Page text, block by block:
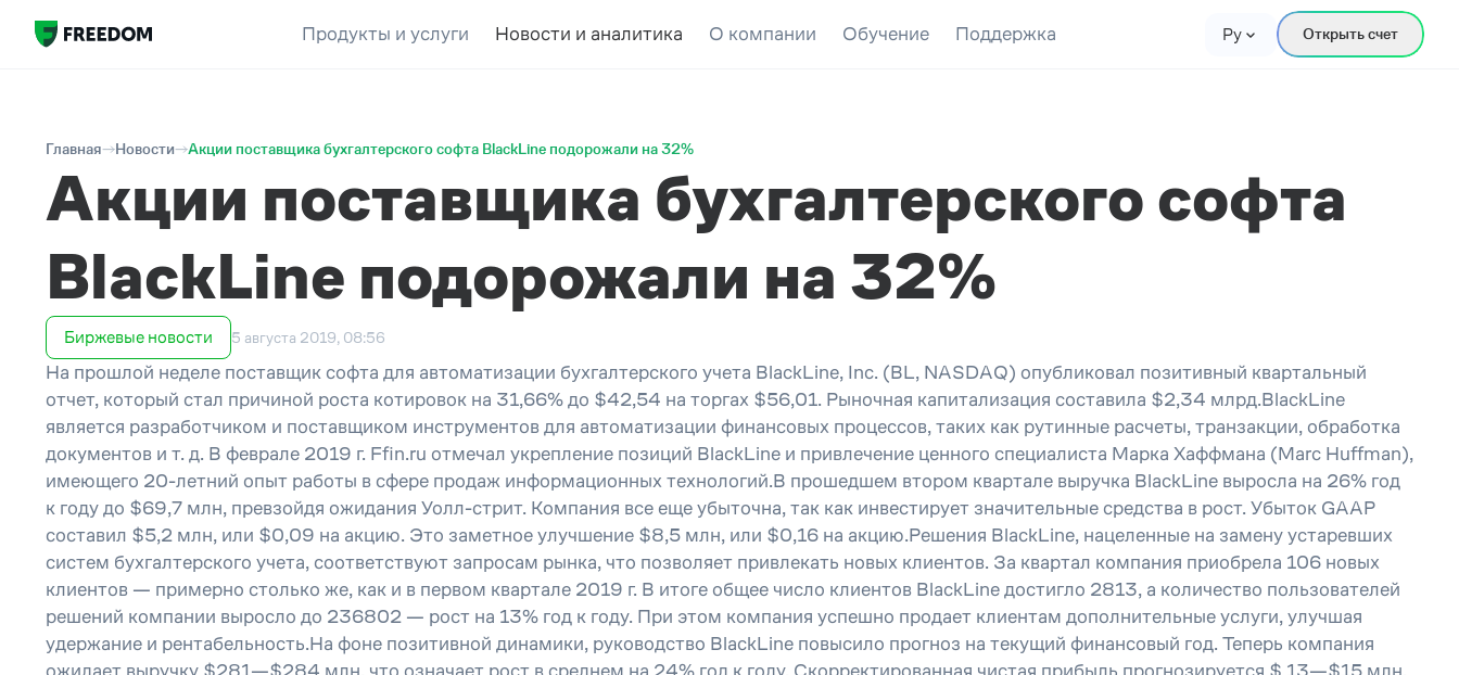
Продукты и услуги Новости и аналитика О компании Обучение Поддержка Ру Открыть счет
Главная Новости Акции поставщика бухгалтерского софта BlackLine подорожали на 32%
Акции поставщика бухгалтерского софта
BlackLine подорожали на 32%
Биржевые новости 5 августа 2019, 08:56
На прошлой неделе поставщик софта для автоматизации бухгалтерского учета BlackLine, Inc. (BL, NASDAQ) опубликовал позитивный квартальный
отчет, который стал причиной роста котировок на 31,66% до $42,54 на торгах $56,01. Рыночная капитализация составила $2,34 млрд.BlackLine
является разработчиком и поставщиком инструментов для автоматизации финансовых процессов, таких как рутинные расчеты, транзакции, обработка
документов и т. д. В феврале 2019 г. Ffin.ru отмечал укрепление позиций BlackLine и привлечение ценного специалиста Марка Хаффмана (Marc Huffman),
имеющего 20-летний опыт работы в сфере продаж информационных технологий.В прошедшем втором квартале выручка BlackLine выросла на 26% год
к году до $69,7 млн, превзойдя ожидания Уолл-стрит. Компания все еще убыточна, так как инвестирует значительные средства в рост. Убыток GAAP
составил $5,2 млн, или $0,09 на акцию. Это заметное улучшение $8,5 млн, или $0,16 на акцию.Решения BlackLine, нацеленные на замену устаревших
систем бухгалтерского учета, соответствуют запросам рынка, что позволяет привлекать новых клиентов. За квартал компания приобрела 106 новых
клиентов — примерно столько же, как и в первом квартале 2019 г. В итоге общее число клиентов BlackLine достигло 2813, а количество пользователей
решений компании выросло до 236802 — рост на 13% год к году. При этом компания успешно продает клиентам дополнительные услуги, улучшая
удержание и рентабельность.На фоне позитивной динамики, руководство BlackLine повысило прогноз на текущий финансовый год. Теперь компания
ожидает выручку $281—$284 млн, что означает рост в среднем на 24% год к году. Скорректированная чистая прибыль прогнозируется $ 13—$15 млн,